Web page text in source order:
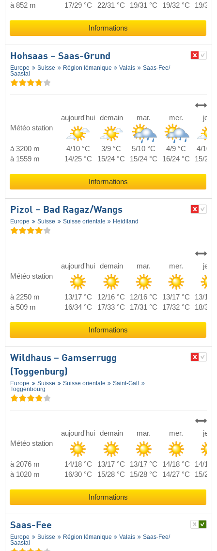
à 852 m
17/29 °C 22/31 °C 19/31 °C 19/32 °C 19/31
Informations
Hohsaas – Saas-Grund
Europe Suisse Région lémanique Valais
Saas-Fee/​
Saastal
Météo station
aujourd'hui demain mar. mer. jeu.
à 3200 m 4/10 °C 3/9 °C 5/10 °C 4/9 °C
4/10
à 1559 m
14/25 °C 15/24 °C 15/24 °C 16/24 °C 15/25
Informations
Pizol – Bad Ragaz/​Wangs
Europe Suisse Suisse orientale Heidiland
Météo station
aujourd'hui demain mar. mer. jeu.
à 2250 m 13/17 °C 12/16 °C 12/16 °C 13/17 °C
13/18
à 509 m
16/34 °C 17/33 °C 17/31 °C 17/32 °C 18/32
Informations
Wildhaus – Gamserrugg
(Toggenburg)
Europe Suisse Suisse orientale
Saint-Gall
Toggenbourg
Météo station
aujourd'hui demain mar. mer. jeu.
à 2076 m 14/18 °C 13/17 °C 13/17 °C 14/18 °C
14/19
à 1020 m
16/30 °C 15/28 °C 15/28 °C 14/27 °C 15/27
Informations
Saas-Fee
Europe Suisse Région lémanique Valais
Saas-Fee/​
Saastal